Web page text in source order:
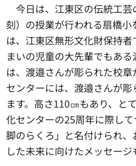
今日は、 江東区の伝統工
刻）の授業が行われる扇橋
は、江東区無形文化財保持
まいの児童の大先輩でもあ
は、渡邉さんが彫られた校
センターには、渡邉さんが
ます。高さ110㎝もあり、と
化センターの25周年に際し
脚のらくろ」と名付けられ
した未来に向けたメッセージ